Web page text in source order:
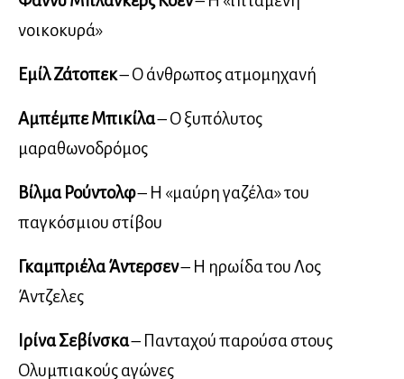
νοικοκυρά»
Εμίλ Ζάτοπεκ– Ο άνθρωπος ατμομηχανή
Αμπέμπε Μπικίλα– Ο ξυπόλυτος
μαραθωνοδρόμος
Βίλμα Ρούντολφ– Η «μαύρη γαζέλα» του
παγκόσμιου στίβου
Γκαμπριέλα Άντερσεν– Η ηρωίδα του Λος
Άντζελες
Ιρίνα Σεβίνσκα– Πανταχού παρούσα στους
Ολυμπιακούς αγώνες